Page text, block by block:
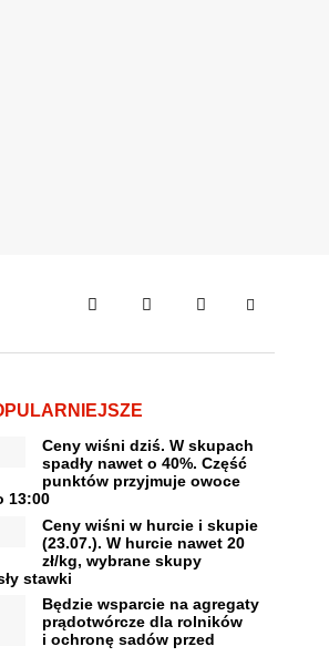
Ceny wiśni dziś. W skupach
spadły nawet o 40%. Część
punktów przyjmuje owoce
13:00
Ceny wiśni w hurcie i skupie
(23.07.). W hurcie nawet 20
zł/kg, wybrane skupy
stawki
Będzie wsparcie na agregaty
prądotwórcze dla rolników
i ochronę sadów przed